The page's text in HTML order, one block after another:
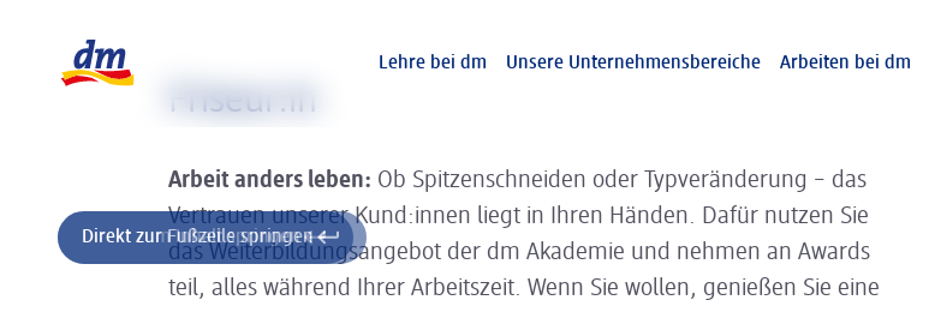
Direkt zum Inhalt springen
Direkt zur Fußzeile springen
Lehre bei dm
Unsere Unternehmensbereiche Arbeiten bei dm
Friseur:in
Arbeit anders leben: Ob Spitzenschneiden oder Typveränderung – das
Vertrauen unserer Kund:innen liegt in Ihren Händen. Dafür nutzen Sie
das Weiterbildungsangebot der dm Akademie und nehmen an Awards
teil, alles während Ihrer Arbeitszeit. Wenn Sie wollen, genießen Sie eine